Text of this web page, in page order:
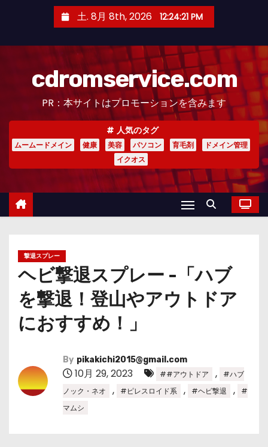
土. 8月 8th, 2026 12:24:22 PM
cdromservice.com
PR：本サイトはプロモーションを含みます
人気のタグ
ムームードメイン 健康 美容 パソコン 育毛剤
ドメイン管理
イクオス
撃退スプレー
ヘビ撃退スプレー -「ハブ
を撃退！登山やアウトドア
におすすめ！」
By pikakichi2015@gmail.com
10月 29, 2023 ##アウトドア ,
#ハブ
ノック・ネオ
, #ピレスロイド系 , #ヘビ撃退 ,
#
マムシ